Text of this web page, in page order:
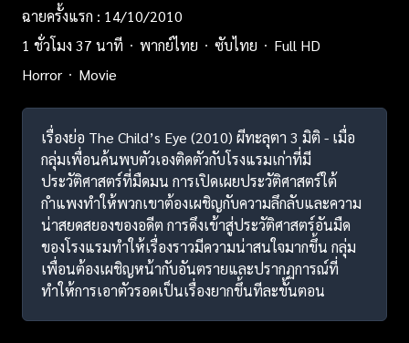
ฉายครั้งแรก : 14/10/2010
1 ชั่วโมง 37 นาที
พากย์ไทย ซับไทย
Full HD
Horror
Movie
เรื่องย่อ The Child’s Eye (2010) ผีทะลุตา 3 มิติ - เมื่อ
กลุ่มเพื่อนค้นพบตัวเองติดตัวกับโรงแรมเก่าที่มี
ประวัติศาสตร์ที่มืดมน การเปิดเผยประวัติศาสตร์ใต้
กำแพงทำให้พวกเขาต้องเผชิญกับความลึกลับและความ
น่าสยดสยองของอดีต การดึงเข้าสู่ประวัติศาสตร์อันมืด
ของโรงแรมทำให้เรื่องราวมีความน่าสนใจมากขึ้น กลุ่ม
เพื่อนต้องเผชิญหน้ากับอันตรายและปรากฏการณ์ที่
ทำให้การเอาตัวรอดเป็นเรื่องยากขึ้นทีละขั้นตอน